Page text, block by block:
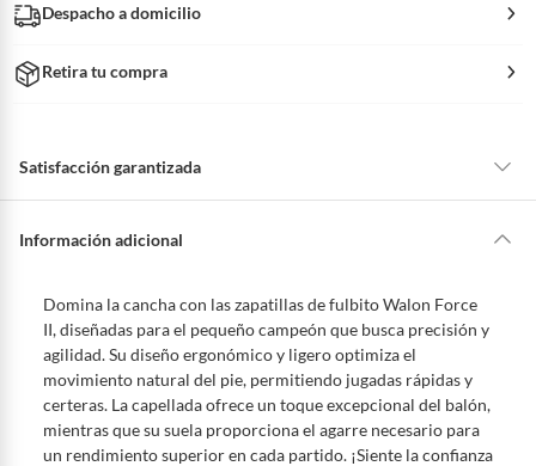
Despacho a domicilio
Retira tu compra
Satisfacción garantizada
hacer una devolución.
otras con restricciones y algunas que no se pueden devolver ni cambiar.
Productos vendidos porFalabella, Tottus y otros vendedores tienen:
48 horas: cemento, mezclas de hormigón, morteros, yeso y otros
productos para asfalto, hormigón, albañilería.
7 días: colchones y productos de combustión.
Información adicional
Domina la cancha con las zapatillas de fulbito Walon Force
II, diseñadas para el pequeño campeón que busca precisión y
agilidad. Su diseño ergonómico y ligero optimiza el
movimiento natural del pie, permitiendo jugadas rápidas y
certeras. La capellada ofrece un toque excepcional del balón,
mientras que su suela proporciona el agarre necesario para
un rendimiento superior en cada partido. ¡Siente la confianza